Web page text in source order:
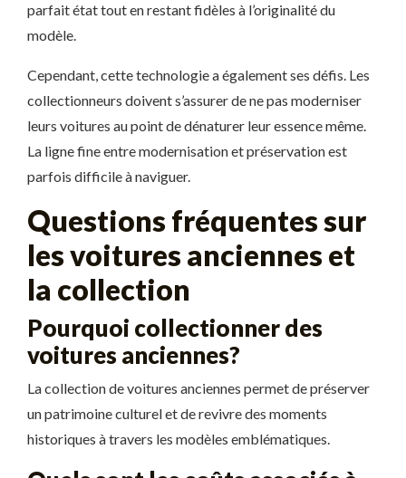
parfait état tout en restant fidèles à l’originalité du
modèle.
Cependant, cette technologie a également ses défis. Les
collectionneurs doivent s’assurer de ne pas moderniser
leurs voitures au point de dénaturer leur essence même.
La ligne fine entre modernisation et préservation est
parfois difficile à naviguer.
Questions fréquentes sur
les voitures anciennes et
la collection
Pourquoi collectionner des
voitures anciennes?
La collection de voitures anciennes permet de préserver
un patrimoine culturel et de revivre des moments
historiques à travers les modèles emblématiques.